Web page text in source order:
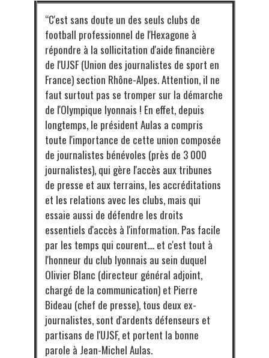
“C'est sans doute un des seuls clubs de
football professionnel de l'Hexagone à
répondre à la sollicitation d'aide financière
de l'UJSF (Union des journalistes de sport en
France) section Rhône-Alpes. Attention, il ne
faut surtout pas se tromper sur la démarche
de l'Olympique lyonnais ! En effet, depuis
longtemps, le président Aulas a compris
toute l'importance de cette union composée
de journalistes bénévoles (près de 3 000
journalistes), qui gère l'accès aux tribunes
de presse et aux terrains, les accréditations
et les relations avec les clubs, mais qui
essaie aussi de défendre les droits
essentiels d'accès à l'information. Pas facile
par les temps qui courent.... et c'est tout à
l'honneur du club lyonnais au sein duquel
Olivier Blanc (directeur général adjoint,
chargé de la communication) et Pierre
Bideau (chef de presse), tous deux ex-
journalistes, sont d'ardents défenseurs et
partisans de l'UJSF, et portent la bonne
parole à Jean-Michel Aulas.